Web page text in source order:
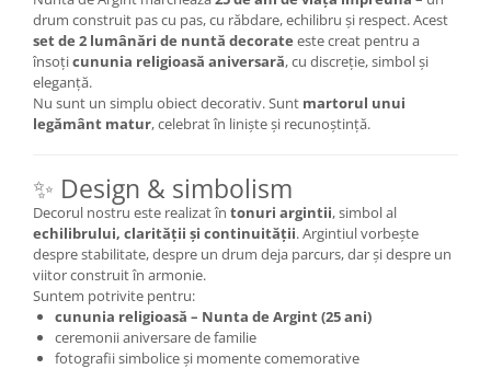
drum construit pas cu pas, cu răbdare, echilibru și respect. Acest
set de 2 lumânări de nuntă decorate este creat pentru a
însoțicununia religioasă aniversară, cu discreție, simbol și
eleganță.
Nu sunt un simplu obiect decorativ. Sunt martorul unui
legământ matur, celebrat în liniște și recunoștință.
✨ Design & simbolism
Decorul nostru este realizat în tonuri argintii, simbol al
echilibrului, clarității și continuității. Argintiul vorbește
despre stabilitate, despre un drum deja parcurs, dar și despre un
viitor construit în armonie.
Suntem potrivite pentru:
cununia religioasă – Nunta de Argint (25 ani)
ceremonii aniversare de familie
fotografii simbolice și momente comemorative